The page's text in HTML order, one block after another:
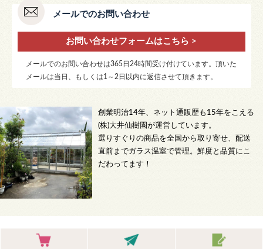
メールでのお問い合わせ
お問い合わせフォームはこちら >
メールでのお問い合わせは365日24時間受け付けています。頂いた
メールは当日、もしくは1～2日以内に返信させて頂きます。
創業明治14年、ネット通販歴も15年をこえる
(株)大井仙樹園が運営しています。
選りすぐりの商品を全国から取り寄せ、配送
直前までガラス温室で管理。鮮度と品質にこ
だわってます！